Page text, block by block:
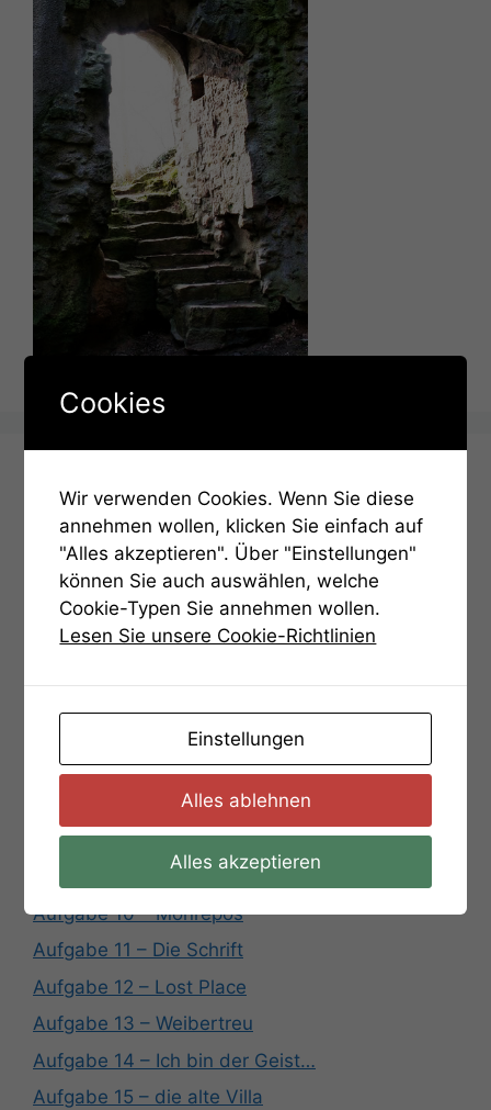
Bedienungsanleitung
Aufgabe 01 – Gratissimum
Aufgabe 02 – Die Steinplatte
Aufgabe 04 – Bärenschlößle
Aufgabe 05 – PikKreuzHerzKaro
Aufgabe 06 – Solitude
Aufgabe 07 – Binär und schwer
Aufgabe 08 – Der alte Friedhof
Aufgabe 09 – Favourite
Aufgabe 10 – Monrepos
Aufgabe 11 – Die Schrift
Aufgabe 12 – Lost Place
Aufgabe 13 – Weibertreu
Aufgabe 14 – Ich bin der Geist…
Aufgabe 15 – die alte Villa
Cookies
Wir verwenden Cookies. Wenn Sie diese
annehmen wollen, klicken Sie einfach auf
"Alles akzeptieren". Über "Einstellungen"
können Sie auch auswählen, welche
Cookie-Typen Sie annehmen wollen.
Lesen Sie unsere Cookie-Richtlinien
Einstellungen
Alles ablehnen
Alles akzeptieren